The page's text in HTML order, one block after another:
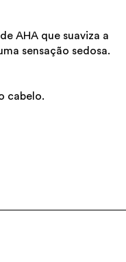
AHA que suaviza a
sensação sedosa.
cabelo.